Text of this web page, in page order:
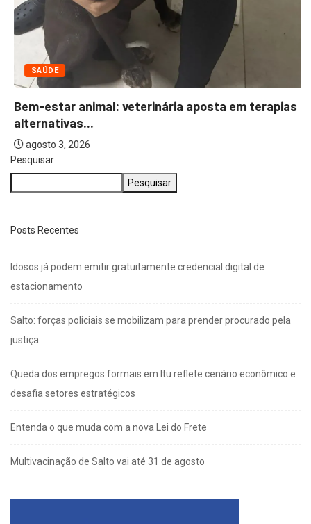
SAÚDE
Bem-estar animal: veterinária aposta em terapias
alternativas...
agosto 3, 2026
Pesquisar
Pesquisar
Posts Recentes
Idosos já podem emitir gratuitamente credencial digital de
estacionamento
Salto: forças policiais se mobilizam para prender procurado pela
justiça
Queda dos empregos formais em Itu reflete cenário econômico e
desafia setores estratégicos
Entenda o que muda com a nova Lei do Frete
Multivacinação de Salto vai até 31 de agosto